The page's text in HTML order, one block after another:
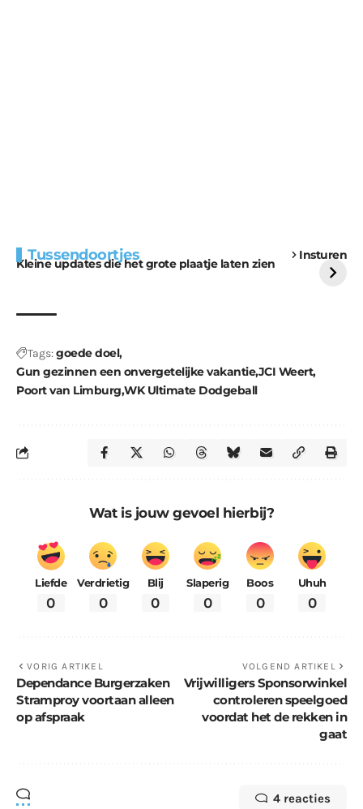
Tussendoortjes Insturen
Kleine updates die het grote plaatje laten zien
voor kabouters
uitdaging
Tags:goede doel
Gun gezinnen een onvergetelijke vakantieJCI Weert
Poort van Limburg WK Ultimate Dodgeball
Wat is jouw gevoel hierbij?
Liefde
0
Verdrietig
0
Blij
0
Slaperig
0
Boos
0
Uhuh
0
VORIG ARTIKEL
Dependance Burgerzaken
Stramproy voortaan alleen
op afspraak
VOLGEND ARTIKEL
Vrijwilligers Sponsorwinkel
controleren speelgoed
voordat het de rekken in
gaat
4 reacties